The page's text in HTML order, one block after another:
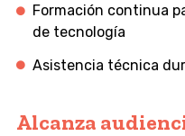
Formación continua
de tecnología
Asistencia técnica
Alcanza